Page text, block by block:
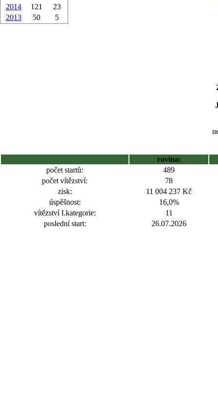
2014
121
23
2013
50 5
rovina:
počet startů:
489
počet vítězství:
78
zisk:
11 004 237 Kč
úspěšnost:
16,0%
vítězství I.kategorie:
11
poslední start:
26.07.2026